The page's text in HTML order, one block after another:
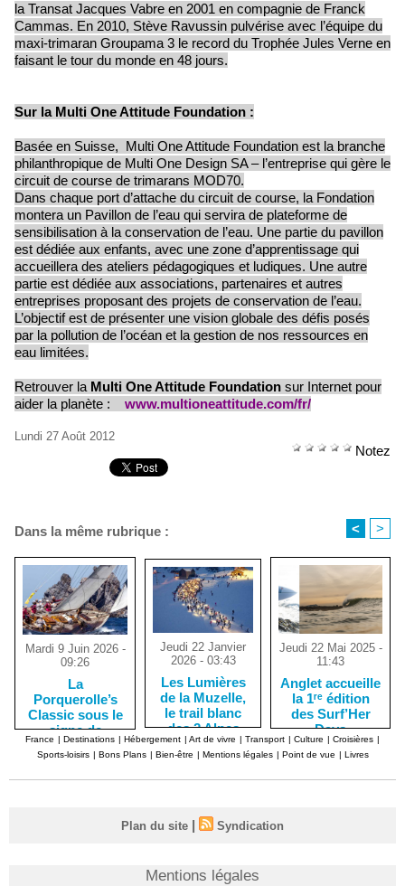
la Transat Jacques Vabre en 2001 en compagnie de Franck
Cammas. En 2010, Stève Ravussin pulvérise avec l’équipe du
maxi-trimaran Groupama 3 le record du Trophée Jules Verne en
faisant le tour du monde en 48 jours.
Sur la Multi One Attitude Foundation :
Basée en Suisse, Multi One Attitude Foundation est la branche
philanthropique de Multi One Design SA – l’entreprise qui gère le
circuit de course de trimarans MOD70.
Dans chaque port d’attache du circuit de course, la Fondation
montera un Pavillon de l’eau qui servira de plateforme de
sensibilisation à la conservation de l’eau. Une partie du pavillon
est dédiée aux enfants, avec une zone d’apprentissage qui
accueillera des ateliers pédagogiques et ludiques. Une autre
partie est dédiée aux associations, partenaires et autres
entreprises proposant des projets de conservation de l’eau.
L’objectif est de présenter une vision globale des défis posés
par la pollution de l’océan et la gestion de nos ressources en
eau limitées.
Retrouver la Multi One Attitude Foundation sur Internet pour
aider la planète : www.multioneattitude.com/fr/
Lundi 27 Août 2012
Notez
Dans la même rubrique : < >
Mardi 9 Juin 2026 -
09:26
La
Porquerolle’s
Classic sous le
signe de
l'élégance des
yachts de
tradition
Jeudi 22 Janvier
2026 - 03:43
Les Lumières
de la Muzelle,
le trail blanc
des 2 Alpes
Jeudi 22 Mai 2025 -
11:43
Anglet accueille
la 1ʳᵉ édition
des Surf’Her
Days
France | Destinations | Hébergement | Art de vivre | Transport | Culture | Croisières |
Sports-loisirs | Bons Plans | Bien-être | Mentions légales | Point de vue | Livres
Plan du site | Syndication
Mentions légales